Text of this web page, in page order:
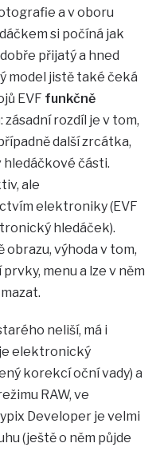
a v oboru
si počíná jak
přijatý a hned
model jistě také čeká
EVF funkčně
rozdíl je v tom,
další zrcátka,
hledáčkové části.
ale
elektroniky (EVF
hledáček).
obrazu, výhoda v tom,
menu a lze v něm
neliší, má i
elektronický
korekcí oční vady) a
RAW, ve
Developer je velmi
(ještě o něm půjde